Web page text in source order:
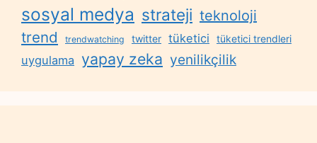
sosyal medya strateji teknoloji
trend trendwatching twitter tüketici tüketici trendleri
uygulama yapay zeka yenilikçilik